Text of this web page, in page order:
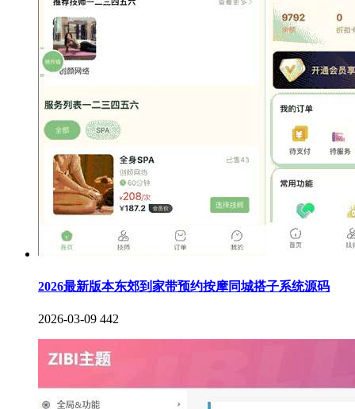
2026最新版本东郊到家带预约按摩同城搭子系统源码
2026-03-09 442